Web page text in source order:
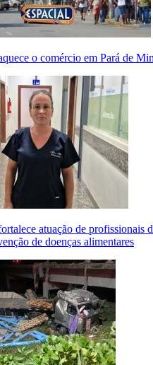
o comércio em Pará de
atuação de profissionais
de doenças alimentares